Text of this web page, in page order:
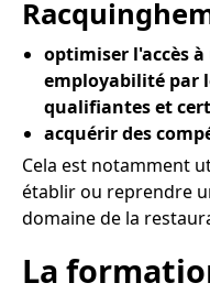
optimiser l'accès
employabilité par
qualifiantes et
acquérir des
Cela est notamment
établir ou reprendre
domaine de la
La